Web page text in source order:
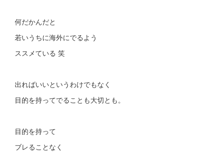
何だかんだと
若いうちに海外にでるよう
ススメている 笑
出ればいいというわけでもなく
目的を持ってでることも大切とも。
目的を持って
ブレることなく